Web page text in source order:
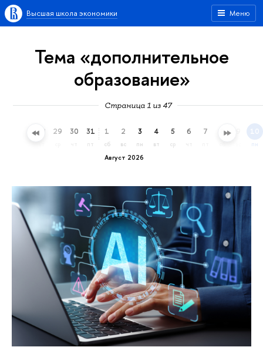
Меню
Высшая школа экономики
Тема «дополнительное
образование»
Страница 1 из 47
28 29 30 31
пт
Август 2026
1
сб
2
вс
3
пн
4
вт
5
ср
6 7 8 10
пн